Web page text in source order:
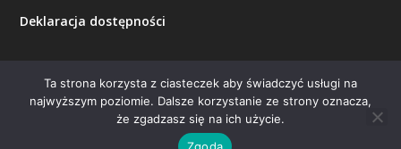
Deklaracja dostępności
Zaprojektowany przez Elegant Themes| Obsługiwane przez
WordPress
Ta strona korzysta z ciasteczek aby świadczyć usługi na
najwyższym poziomie. Dalsze korzystanie ze strony oznacza,
że zgadzasz się na ich użycie.
Zgoda